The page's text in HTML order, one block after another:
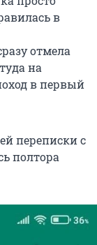
в
отмела
на
в первый
переписки с
полтора